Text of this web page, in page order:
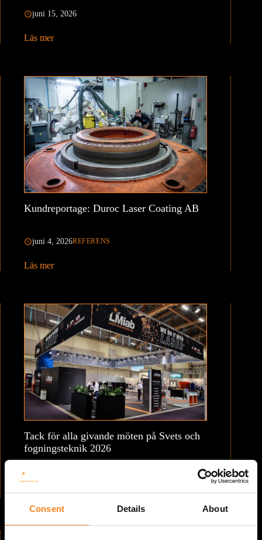
Consent Details About
juni 15, 2026
Läs mer
Kundreportage: Duroc Laser Coating AB
juni 4, 2026REFERENS
Läs mer
Tack för alla givande möten på Svets och
fogningsteknik 2026
Läs mer